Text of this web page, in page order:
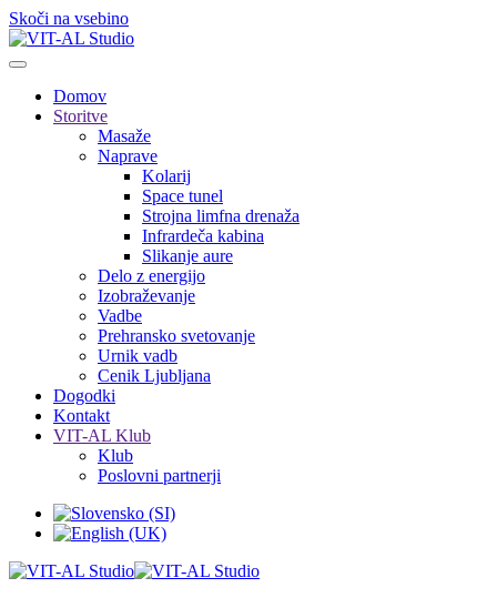
Skoči na vsebino
Domov
Storitve
Masaže
Naprave
Kolarij
Space tunel
Strojna limfna drenaža
Infrardeča kabina
Slikanje aure
Delo z energijo
Izobraževanje
Vadbe
Prehransko svetovanje
Urnik vadb
Cenik Ljubljana
Dogodki
Kontakt
VIT-AL Klub
Klub
Poslovni partnerji